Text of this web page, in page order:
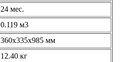
24 мес.
0.119 м3
360х335х985 мм
12.40 кг